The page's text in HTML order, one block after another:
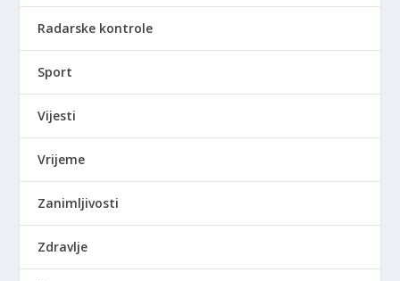
Radarske kontrole
Sport
Vijesti
Vrijeme
Zanimljivosti
Zdravlje